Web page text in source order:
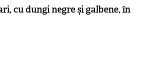
cu dungi negre și galbene, în